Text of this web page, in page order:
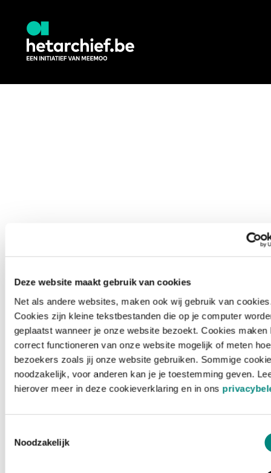
Deze website maakt gebruik van cookies
Net als andere websites, maken ook wij gebruik van
Cookies zijn kleine tekstbestanden die op je computer
geplaatst wanneer je onze website bezoekt. Cookies maken
correct functioneren van onze website mogelijk of meten hoe
bezoekers zoals jij onze website gebruiken. Sommige
noodzakelijk, voor anderen kan je je toestemming geven.
hierover meer in deze cookieverklaring en in ons
Noodzakelijk